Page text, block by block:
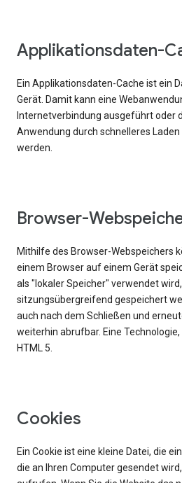
Applikationsdaten-
Ein Applikationsdaten-Cache ist ein
Gerät. Damit kann eine
Internetverbindung ausgeführt oder
Anwendung durch schnelleres
werden.
Browser-
Mithilfe des Browser-Webspeichers
einem Browser auf einem Gerät
als "lokaler Speicher" verwendet
sitzungsübergreifend gespeichert
auch nach dem Schließen und
weiterhin abrufbar. Eine
HTML 5.
Cookies
Ein Cookie ist eine kleine Datei, die
die an Ihren Computer gesendet